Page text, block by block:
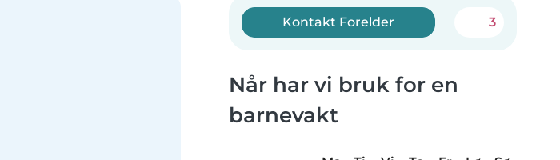
Kontakt Forelder 3
Når har vi bruk for en
barnevakt